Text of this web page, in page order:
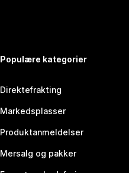
Populære kategorier
Direktefrakting
Markedsplasser
Produktanmeldelser
Mersalg og pakker